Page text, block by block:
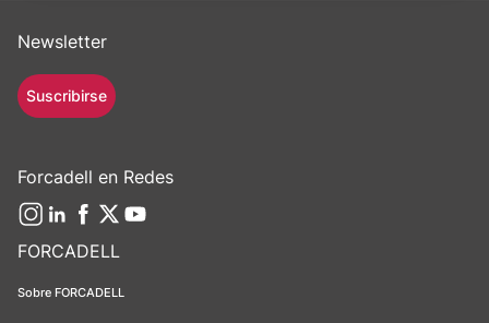
FORCADELL
Sobre FORCADELL
Newsletter
Suscribirse
Forcadell en Redes